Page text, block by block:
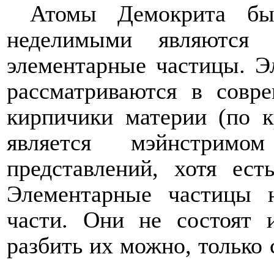
Атомы Демокрита
неделимыми
элементарные частицы.
рассматриваются в
кирпичики материи (по
является
представлений, хотя
Элементарные
части. Они не состоят
разбить их можно, только